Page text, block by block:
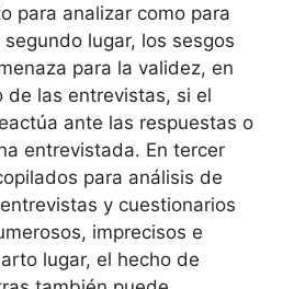
para analizar como para
lugar, los sesgos
para la validez, en
de las entrevistas, si el
ante las respuestas o
entrevistada. En tercer
para análisis de
y cuestionarios
imprecisos e
lugar, el hecho de